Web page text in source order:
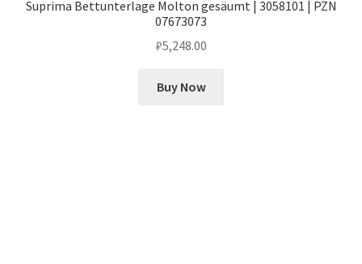
Suprima Bettunterlage Molton gesäumt | 3058101 | PZN
07673073
₽5,248.00
Buy Now